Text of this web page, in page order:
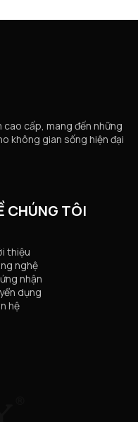
cấp, mang đến những
không gian sống hiện đại
CHÚNG TÔI
thiệu
nghệ
nhận
dụng
hệ